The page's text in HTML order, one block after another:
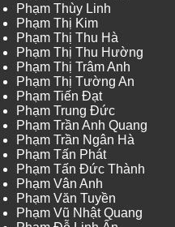
Phạm Thùy Linh
Phạm Thị Kim
Phạm Thị Thu Hà
Phạm Thị Thu Hường
Phạm Thị Trâm Anh
Phạm Thị Tường An
Phạm Tiến Đạt
Phạm Trung Đức
Phạm Trần Anh Quang
Phạm Trần Ngân Hà
Phạm Tấn Phát
Phạm Tấn Đức Thành
Phạm Vân Anh
Phạm Văn Tuyền
Phạm Vũ Nhật Quang